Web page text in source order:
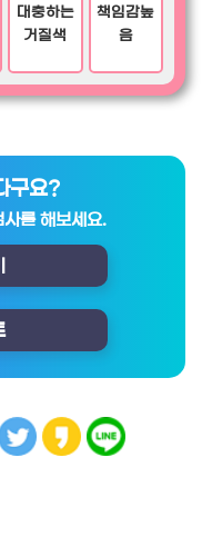
대충하는
거질색
책임감높
음
구요?
를 해보세요.